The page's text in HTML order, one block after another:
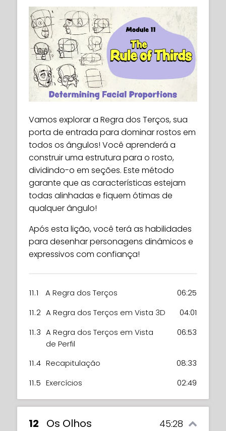
Vamos explorar a Regra dos Terços, sua
porta de entrada para dominar rostos em
todos os ângulos! Você aprenderá a
construir uma estrutura para o rosto,
dividindo-o em seções. Este método
garante que as características estejam
todas alinhadas e fiquem ótimas de
qualquer ângulo!
Após esta lição, você terá as habilidades
para desenhar personagens dinâmicos e
expressivos com confiança!
11.1 A Regra dos Terços
06:25
11.2 A Regra dos Terços em Vista 3D
04:01
11.3 A Regra dos Terços em Vista
de Perfil
06:53
11.4 Recapitulação
08:33
11.5 Exercícios 02:49
12 Os Olhos 45:28